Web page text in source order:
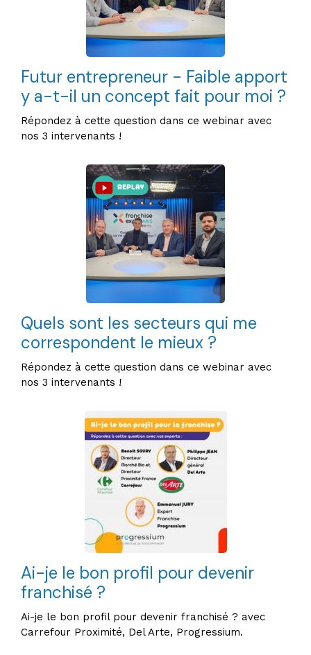
Futur entrepreneur - Faible apport
y a-t-il un concept fait pour moi ? ​
Répondez à cette question dans ce webinar avec
nos 3 intervenants !
Quels sont les secteurs qui me
correspondent le mieux ?
Répondez à cette question dans ce webinar avec
nos 3 intervenants !
Ai-je le bon profil pour devenir
franchisé ?
Ai-je le bon profil pour devenir franchisé ? avec
Carrefour Proximité, Del Arte, Progressium.